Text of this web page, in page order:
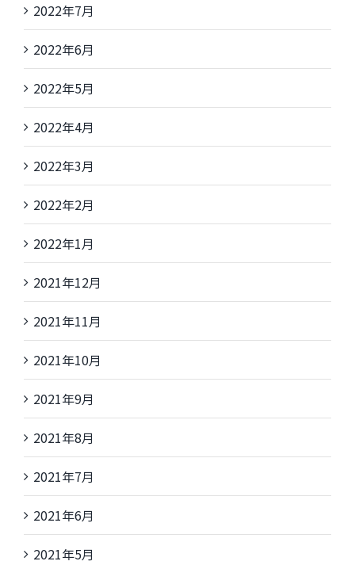
2022年7月
2022年6月
2022年5月
2022年4月
2022年3月
2022年2月
2022年1月
2021年12月
2021年11月
2021年10月
2021年9月
2021年8月
2021年7月
2021年6月
2021年5月